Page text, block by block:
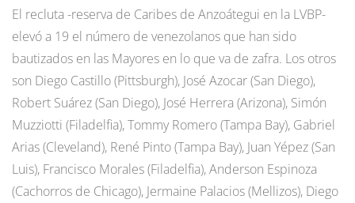
El recluta -reserva de Caribes de Anzoátegui en la LVBP-
elevó a 19 el número de venezolanos que han sido
bautizados en las Mayores en lo que va de zafra. Los otros
son Diego Castillo (Pittsburgh), José Azocar (San Diego),
Robert Suárez (San Diego), José Herrera (Arizona), Simón
Muzziotti (Filadelfia), Tommy Romero (Tampa Bay), Gabriel
Arias (Cleveland), René Pinto (Tampa Bay), Juan Yépez (San
Luis), Francisco Morales (Filadelfia), Anderson Espinoza
(Cachorros de Chicago), Jermaine Palacios (Mellizos), Diego